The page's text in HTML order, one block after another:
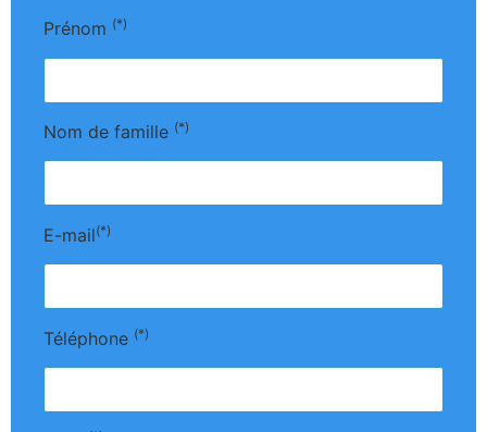
Prénom (*)
Nom de famille (*)
E-mail(*)
Téléphone (*)